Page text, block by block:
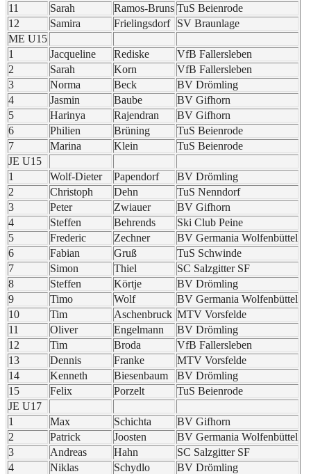
11 Sarah Ramos-Bruns TuS Beienrode
12
Samira Frielingsdorf
SV Braunlage
ME U15
1
Jacqueline Rediske
VfB Fallersleben
2
Sarah Korn
VfB Fallersleben
3
Norma Beck
BV Drömling
4
Jasmin Baube
BV Gifhorn
5
Harinya Rajendran
BV Gifhorn
6
Philien Brüning
TuS Beienrode
7
Marina Klein
TuS Beienrode
JE U15
1
Wolf-Dieter Papendorf
BV Drömling
2
Christoph Dehn
TuS Nenndorf
3
Peter Zwiauer
BV Gifhorn
4
Steffen Behrends
Ski Club Peine
5
Frederic Zechner
BV Germania Wolfenbüttel
6
Fabian Gruß
TuS Schwinde
7
Simon Thiel
SC Salzgitter SF
8
Steffen Körtje
BV Drömling
9
Timo Wolf
BV Germania Wolfenbüttel
10
Tim Aschenbruck MTV Vorsfelde
11
Oliver Engelmann
BV Drömling
12
Tim Broda
VfB Fallersleben
13
Dennis Franke
MTV Vorsfelde
14
Kenneth Biesenbaum
BV Drömling
15
Felix Porzelt
TuS Beienrode
JE U17
1
Max Schichta
BV Gifhorn
2
Patrick Joosten
BV Germania Wolfenbüttel
3
Andreas Hahn
SC Salzgitter SF
4
Niklas Schydlo
BV Drömling